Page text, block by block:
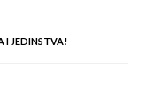
I JEDINSTVA!